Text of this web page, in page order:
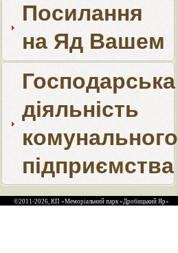
Посилання
на Яд Вашем
Господарська
діяльність
комунального
підприємства
©2011-2026, КП «Меморіальний парк «Дробицький Яр»